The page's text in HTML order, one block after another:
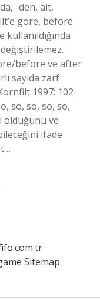
-den, ait,
göre, before
before ve after
sayıda zarf
1997: 102-
so, so, so, so,
olduğunu ve
ifade
Sitemap